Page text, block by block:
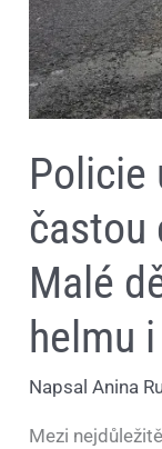
Policie
častou
Malé
helmu
NapsalAnina
Mezi
musí
mít
helmu
i
na
koloběžce